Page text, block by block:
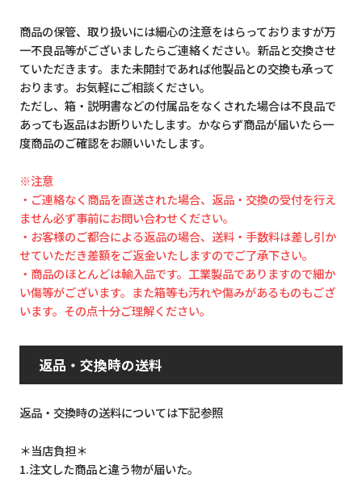
商品の保管、取り扱いには細心の注意をはらっておりますが万
一不良品等がございましたらご連絡ください。新品と交換させ
ていただきます。また未開封であれば他製品との交換も承って
おります。お気軽にご相談ください。
ただし、箱・説明書などの付属品をなくされた場合は不良品で
あっても返品はお断りいたします。かならず商品が届いたら一
度商品のご確認をお願いいたします。
※注意
・ご連絡なく商品を直送された場合、返品・交換の受付を行え
ません必ず事前にお問い合わせください。
・お客様のご都合による返品の場合、送料・手数料は差し引か
せていただき差額をご返金いたしますのでご了承下さい。
・商品のほとんどは輸入品です。工業製品でありますので細か
い傷等がございます。また箱等も汚れや傷みがあるものもござ
います。その点十分ご理解ください。
返品・交換時の送料
返品・交換時の送料については下記参照
＊当店負担＊
1.注文した商品と違う物が届いた。